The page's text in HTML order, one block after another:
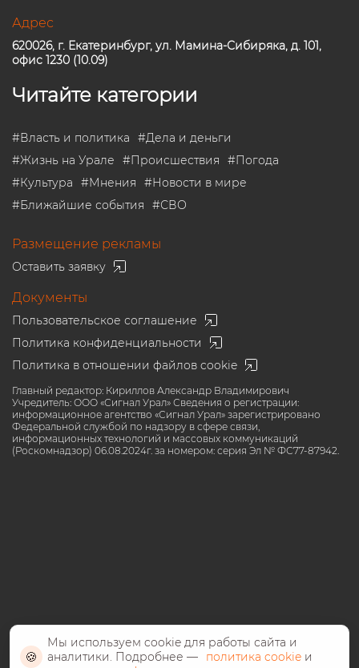
Адрес
620026, г. Екатеринбург, ул. Мамина-Сибиряка, д. 101,
офис 1230 (10.09)
Читайте категории
#Власть и политика #Дела и деньги
#Жизнь на Урале #Происшествия #Погода
#Культура #Мнения #Новости в мире
#Ближайшие события #СВО
Размещение рекламы
Оставить заявку
Документы
Пользовательское соглашение
Политика конфиденциальности
Политика в отношении файлов cookie
Главный редактор: Кириллов Александр Владимирович
Учредитель: ООО «Сигнал Урал» Сведения о регистрации:
информационное агентство «Сигнал Урал» зарегистрировано
Федеральной службой по надзору в сфере связи,
информационных технологий и массовых коммуникаций
(Роскомнадзор) 06.08.2024г. за номером: серия Эл № ФС77-87942.
🍪
Мы используем cookie для работы сайта и
аналитики. Подробнее —
политика cookie и